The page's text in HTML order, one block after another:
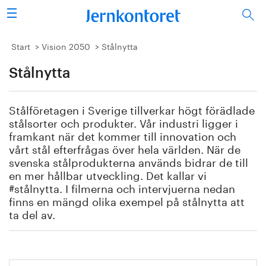
Sök
Stålindustrin
Vision 2050
Forskning/utbildning
Energi/miljö
Vi tycker
Publicerat
Bildbank
Start Vision 2050 Stålnytta
Stålnytta
Stålföretagen i Sverige tillverkar högt förädlade
stålsorter och produkter. Vår industri ligger i
framkant när det kommer till innovation och
vårt stål efterfrågas över hela världen. När de
svenska stålprodukterna används bidrar de till
en mer hållbar utveckling. Det kallar vi
#stålnytta. I filmerna och intervjuerna nedan
finns en mängd olika exempel på stålnytta att
ta del av.